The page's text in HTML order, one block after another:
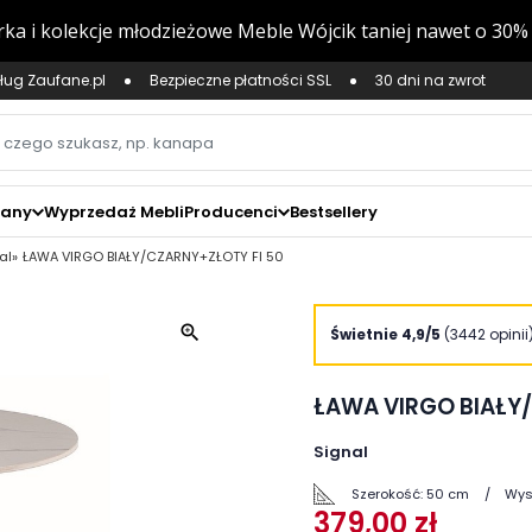
Zaufane.pl Bezpieczne płatności SSL 30 dni na zwrot
Wyprzedaż MebliProducenci Bestsellery
ŁAWA VIRGO BIAŁY/CZARNY+ZŁOTY FI 50
zoom_in Świetnie 4,9/5 (3442
ŁAWA VIRGO
Signal
Szerokość:50 cm
379,00 zł